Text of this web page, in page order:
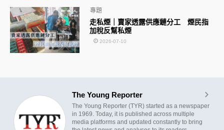
走私煙｜賣家透露供應鏈分工 煙民指
加稅反幫私煙
專題
2026-07-10
The Young Reporter
The Young Reporter (TYR) started as a newspaper
in 1969. Today, it is published across multiple
media platforms and updated constantly to bring